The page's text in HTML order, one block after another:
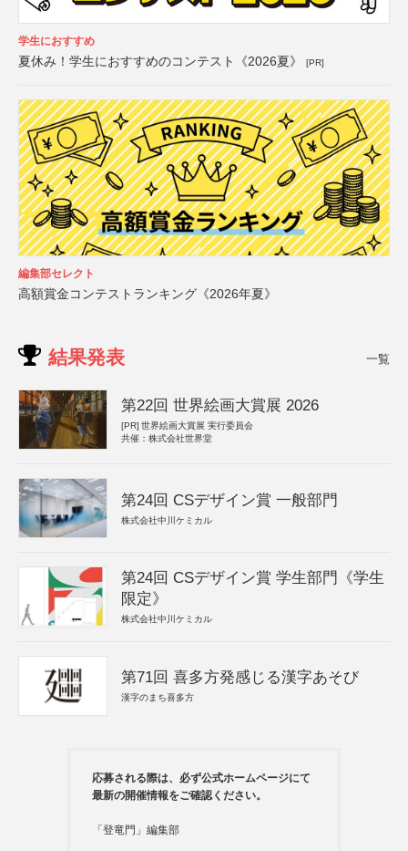
学生におすすめ
夏休み！学生におすすめのコンテスト《2026夏》 [PR]
編集部セレクト
高額賞金コンテストランキング《2026年夏》
結果発表 一覧
第22回 世界絵画大賞展 2026
[PR] 世界絵画大賞展 実行委員会
共催：株式会社世界堂
第24回 CSデザイン賞 一般部門
株式会社中川ケミカル
第24回 CSデザイン賞 学生部門《学生
限定》
株式会社中川ケミカル
第71回 喜多方発感じる漢字あそび
漢字のまち喜多方
応募される際は、必ず公式ホームページにて
最新の開催情報をご確認ください。
「登竜門」編集部